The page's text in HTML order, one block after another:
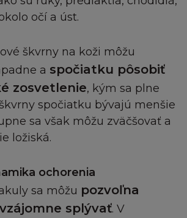
očí a úst.
škvrny na koži môžu
a spočiatku pôsobiť
zosvetlenie, kým sa plne
spočiatku bývajú menšie
sa však môžu zväčšovať a
ložiská.
ochorenia
sa môžu pozvoľna
splývať. V
této části Podmínek o používání
taková třetí osoba disponuje
s využitím vašeho počítače.
L'Oréal, jeho zaměstnancům,
prostředníkům firmy L´Oréal
a všechny výdaje, odškodnění
příslušných soudních
z nároků, žaloby, opatření nebo
přisouditelným takovémuto